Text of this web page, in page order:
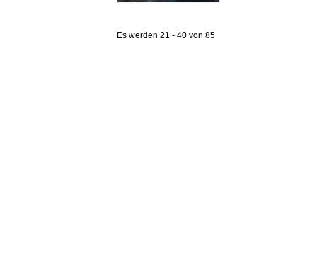
Es werden 21 - 40 von 85